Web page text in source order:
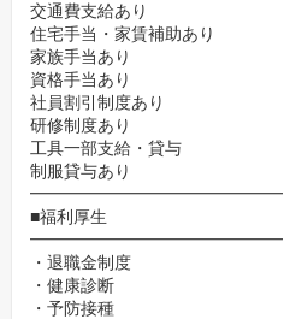
交通費支給あり
住宅手当・家賃補助あり
家族手当あり
資格手当あり
社員割引制度あり
研修制度あり
工具一部支給・貸与
制服貸与あり
━━━━━━━━━━━━━━━
■福利厚生
━━━━━━━━━━━━━━━
・退職金制度
・健康診断
・予防接種